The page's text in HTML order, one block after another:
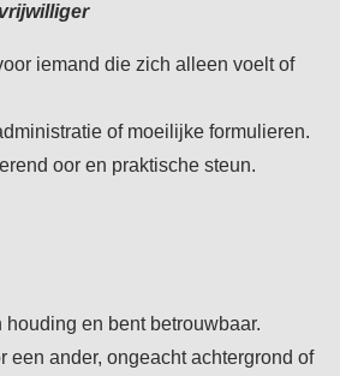
iemand die zich alleen voelt of
of moeilijke formulieren.
oor en praktische steun.
houding en bent betrouwbaar.
een ander, ongeacht achtergrond of